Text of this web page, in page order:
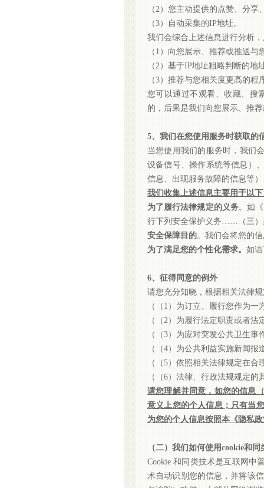
（2）您主动提供的点赞、分享
（3）自动采集的IP地址。
我们会综合上述信息进行分析
（ 1）向您展示、推荐或推送与
（2）基于IP地址粗略判断的地
（3）推荐与您相关度更高的程
您可以通过不观看、收藏、搜
的，后果是我们向您展示、推
5、我们在您使用服务时获取的
当您使用我们的服务时，我们
设备信号、操作系统等信息）
信息、出现服务故障的信息等
我们收集上述信息主要用于以
为了履行法律规定的义务。如
行下列安全保护义务……（三）
安全保障目的。我们会将您的
为了满足您的个性化需求。 如
6、征得同意的例外
请您充分知晓，根据相关法律
（
（1）为订立、履行您作为
（
（2）为履行法定职责或者法
（
（3）为应对突发公共卫生
（
（4）为公共利益实施新闻
（
（5）依照相关法律规定在
（
（6）法律、行政法规规定的
请您理解并同意，如您的信息
意义上您的个人信息；只有当
为您的个人信息按照本《隐私
（二）我们如何使用cookie和同
Cookie 和同类技术是互联网中
术自动识别您的信息，并将该